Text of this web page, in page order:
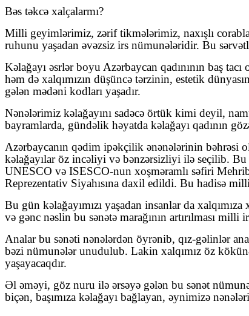
Bəs təkcə xalçalarmı?
Milli geyimlərimiz, zərif tikmələrimiz, naxışlı
ruhunu yaşadan əvəzsiz irs nümunələridir. Bu
Kəlağayı əsrlər boyu Azərbaycan qadınının baş
həm də xalqımızın düşüncə tərzinin, estetik
gələn mədəni kodları yaşadır.
Nənələrimiz kəlağayını sadəcə örtük kimi deyil,
bayramlarda, gündəlik həyatda kəlağayı qadının
Azərbaycanın qədim ipəkçilik ənənələrinin bəhrəsi
kəlağayılar öz incəliyi və bənzərsizliyi ilə seçilib.
UNESCO və ISESCO-nun xoşməramlı səfiri
Reprezentativ Siyahısına daxil edildi. Bu hadisə
Bu gün kəlağayımızı yaşadan insanlar da
və gənc nəslin bu sənətə marağının artırılması
Analar bu sənəti nənələrdən öyrənib, qız-gəlinlər
bəzi nümunələr unudulub. Lakin xalqımız öz
yaşayacaqdır.
Əl əməyi, göz nuru ilə ərsəyə gələn bu sənət
biçən, başımıza kəlağayı bağlayan, əynimizə